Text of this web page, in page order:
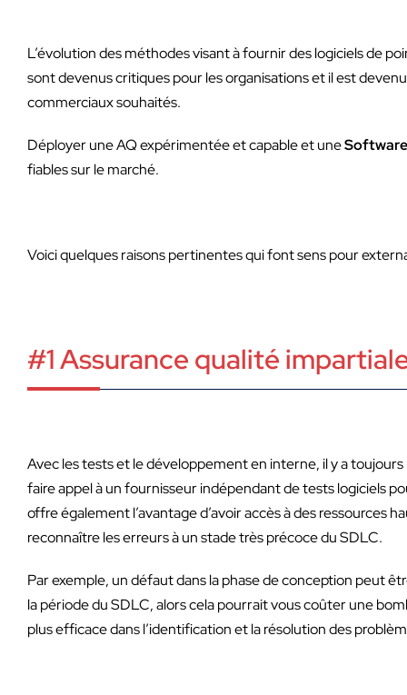
L’évolution des méthodes visant à fournir des logiciels de
sont devenus critiques pour les organisations et il est
commerciaux souhaités.
Déployer une AQ expérimentée et capable et une
fiables sur le marché.
Voici quelques raisons pertinentes qui font sens pour
#1 Assurance qualité
Avec les tests et le développement en interne, il y a
faire appel à un fournisseur indépendant de tests logiciels
offre également l’avantage d’avoir accès à des
reconnaître les erreurs à un stade très précoce du SDLC.
Par exemple, un défaut dans la phase de conception peut
la période du SDLC, alors cela pourrait vous coûter une
plus efficace dans l’identification et la résolution des